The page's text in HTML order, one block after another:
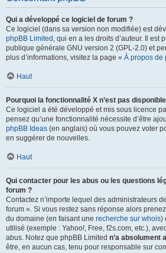
Qui a développé ce logiciel de forum ?
Ce logiciel (dans sa version non modifiée) est
phpBB Limited , qui en a les droits d’auteur. Il est
publique générale GNU version 2 (GPL-2.0) et
plus d’informations, visitez la page « À propos de
Haut
Pourquoi la fonctionnalité X n’est pas
Ce logiciel a été développé et mis sous licence
pensez qu’une fonctionnalité nécessite d’être
phpBB Ideas (en anglais) où vous pouvez voter
en suggérer de nouvelles.
Haut
Qui contacter pour les abus ou les questions
forum ?
Contactez n’importe lequel des administrateurs
forum ». Si vous restez sans réponse alors
du domaine (en faisant une recherche sur whois)
utilisé (exemple : Yahoo!, Free, f2s.com, etc.),
abus. Notez que phpBB Limited n’a absolument
être, en aucun cas, tenu pour responsable sur